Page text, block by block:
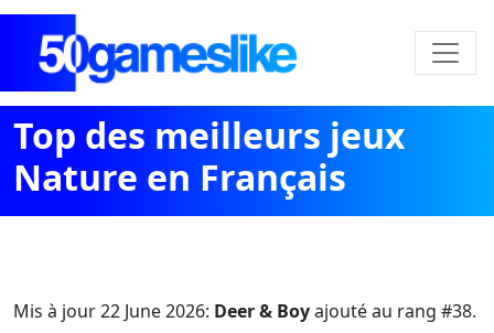
Top des meilleurs jeux
Nature en Français
Mis à jour22 June 2026: Deer & Boyajouté au rang #38.